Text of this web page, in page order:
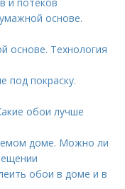
основе.
основе. Технология
под покраску.
обои лучше
доме. Можно ли
обои в доме и в